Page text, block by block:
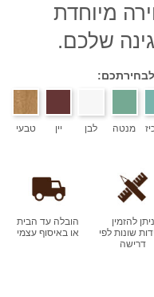
מיוחדת
שלכם.
מנטה לבן יין טבעי
ניתן להזמין
שונות לפי
דרישה
הובלה עד הבית
או באיסוף עצמי